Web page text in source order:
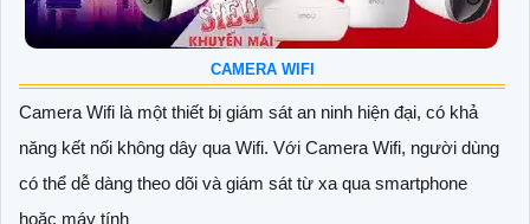
CAMERA WIFI
Camera Wifi là một thiết bị giám sát an ninh hiện đại, có khả
năng kết nối không dây qua Wifi. Với Camera Wifi, người dùng
có thể dễ dàng theo dõi và giám sát từ xa qua smartphone
hoặc máy tính